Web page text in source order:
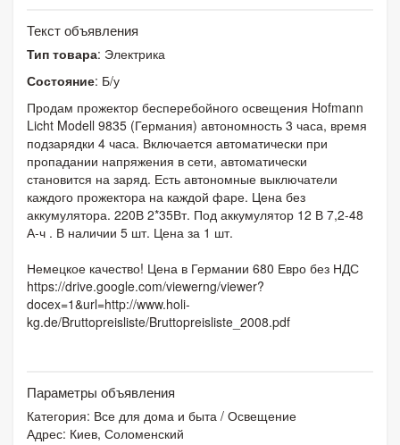
Текст объявления
Тип товара: Электрика
Состояние: Б/у
Продам прожектор бесперебойного освещения Hofmann
Licht Modell 9835 (Германия) автономность 3 часа, время
подзарядки 4 часа. Включается автоматически при
пропадании напряжения в сети, автоматически
становится на заряд. Есть автономные выключатели
каждого прожектора на каждой фаре. Цена без
аккумулятора. 220В 2*35Вт. Под аккумулятор 12 В 7,2-48
А-ч . В наличии 5 шт. Цена за 1 шт.
Немецкое качество! Цена в Германии 680 Евро без НДС
https://drive.google.com/viewerng/viewer?
docex=1&url=http://www.holi-
kg.de/Bruttopreisliste/Bruttopreisliste_2008.pdf
Параметры объявления
Категория: Все для дома и быта / Освещение
Адрес: Киев, Соломенский